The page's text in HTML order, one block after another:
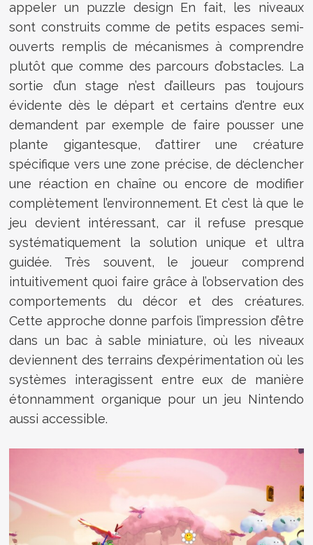
appeler un puzzle design En fait, les niveaux
sont construits comme de petits espaces semi-
ouverts remplis de mécanismes à comprendre
plutôt que comme des parcours d’obstacles. La
sortie d’un stage n’est d’ailleurs pas toujours
évidente dès le départ et certains d'entre eux
demandent par exemple de faire pousser une
plante gigantesque, d’attirer une créature
spécifique vers une zone précise, de déclencher
une réaction en chaîne ou encore de modifier
complètement l’environnement. Et c’est là que le
jeu devient intéressant, car il refuse presque
systématiquement la solution unique et ultra
guidée. Très souvent, le joueur comprend
intuitivement quoi faire grâce à l’observation des
comportements du décor et des créatures.
Cette approche donne parfois l’impression d’être
dans un bac à sable miniature, où les niveaux
deviennent des terrains d’expérimentation où les
systèmes interagissent entre eux de manière
étonnamment organique pour un jeu Nintendo
aussi accessible.